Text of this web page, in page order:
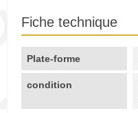
Fiche technique
Plate-forme
condition